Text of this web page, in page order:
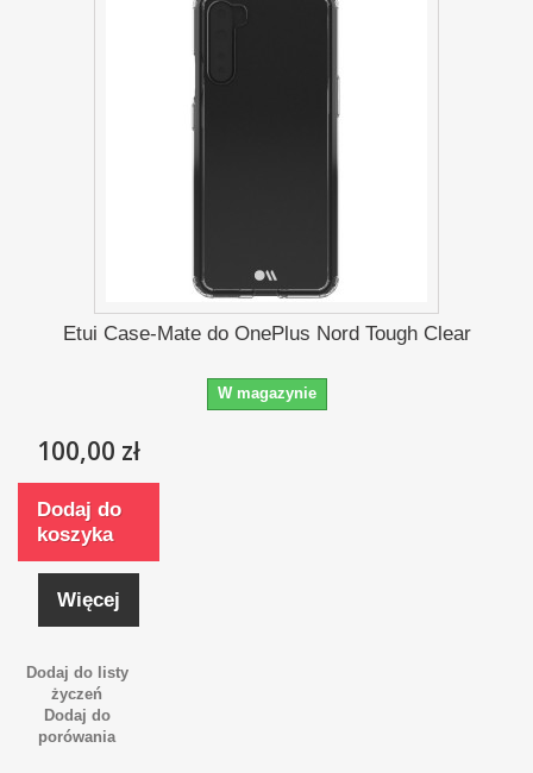
Etui Case-Mate do OnePlus Nord Tough Clear
W magazynie
100,00 zł
Dodaj do
koszyka
Więcej
Dodaj do listy
życzeń
Dodaj do
porówania